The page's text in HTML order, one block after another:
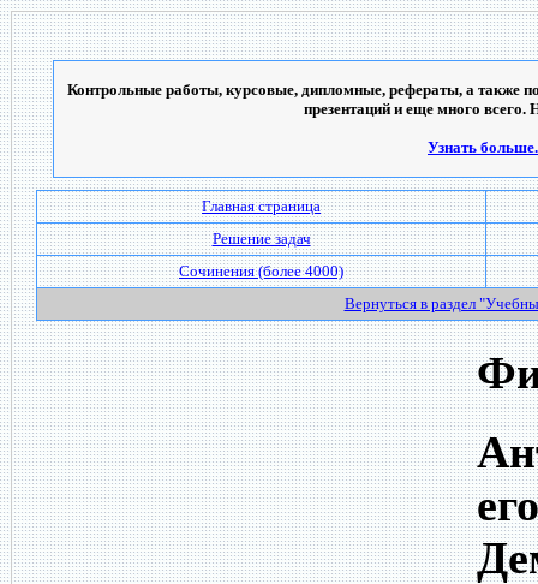
Контрольные работы, курсовые, дипломные, рефераты, а также
презентаций и еще много всего.
Узнать
Главная страница
Решение задач
Сочинения (более 4000)
Вернуться в раздел